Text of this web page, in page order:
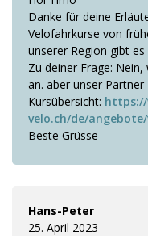
Danke für deine
Velofahrkurse von
unserer Region gibt
Zu deiner Frage:
an. aber unser
Kursübersicht:
velo.ch/de/
Beste Grüsse
Hans-Peter
25. April 2023